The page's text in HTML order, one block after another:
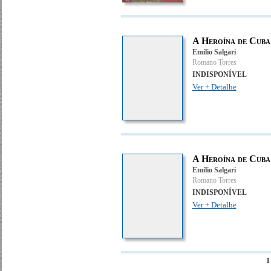
A Heroína de Cuba
Emilio Salgari
Romano Torres
INDISPONÍVEL
Ver + Detalhe
A Heroína de Cuba
Emilio Salgari
Romano Torres
INDISPONÍVEL
Ver + Detalhe
1